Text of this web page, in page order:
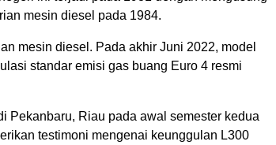
mesin diesel pada 1984.
mesin diesel. Pada akhir Juni 2022, model
standar emisi gas buang Euro 4 resmi
Pekanbaru, Riau pada awal semester kedua
testimoni mengenai keunggulan L300